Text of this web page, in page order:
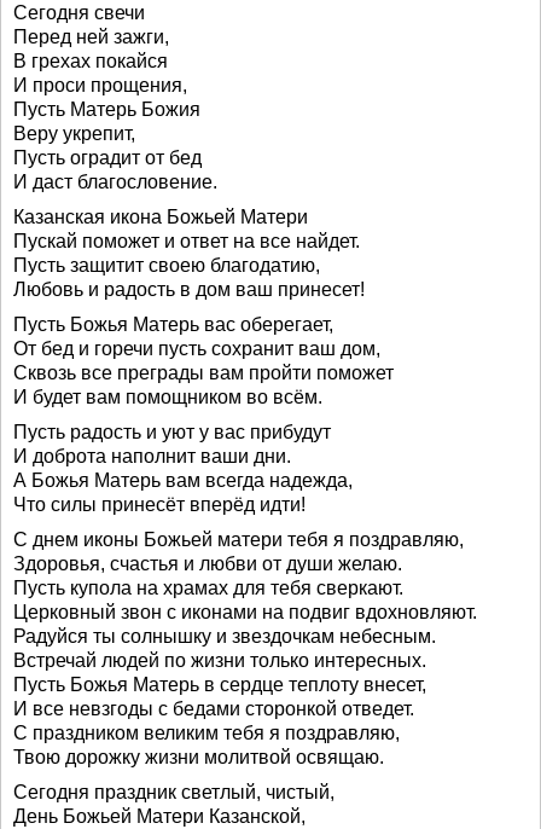
Сегодня свечи
Перед ней зажги,
В грехах покайся
И проси прощения,
Пусть Матерь Божия
Веру укрепит,
Пусть оградит от бед
И даст благословение.
Казанская икона Божьей Матери
Пускай поможет и ответ на все найдет.
Пусть защитит своею благодатию,
Любовь и радость в дом ваш принесет!
Пусть Божья Матерь вас оберегает,
От бед и горечи пусть сохранит ваш дом,
Сквозь все преграды вам пройти поможет
И будет вам помощником во всём.
Пусть радость и уют у вас прибудут
И доброта наполнит ваши дни.
А Божья Матерь вам всегда надежда,
Что силы принесёт вперёд идти!
С днем иконы Божьей матери тебя я поздравляю,
Здоровья, счастья и любви от души желаю.
Пусть купола на храмах для тебя сверкают.
Церковный звон с иконами на подвиг вдохновляют.
Радуйся ты солнышку и звездочкам небесным.
Встречай людей по жизни только интересных.
Пусть Божья Матерь в сердце теплоту внесет,
И все невзгоды с бедами сторонкой отведет.
С праздником великим тебя я поздравляю,
Твою дорожку жизни молитвой освящаю.
Сегодня праздник светлый, чистый,
День Божьей Матери Казанской,